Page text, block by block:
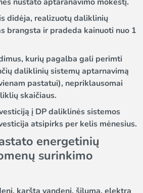
didėja, realizuotų daliklinių
brangsta ir pradeda kainuoti nuo 1
kurių pagalba gali perimti
daliklinių sistemų aptarnavimą
pastatui), nepriklausomai
skaičiaus.
į DP daliklinės sistemos
atsipirks per kelis mėnesius.
energetinių
surinkimo